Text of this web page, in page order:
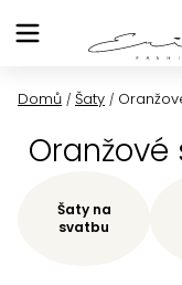
na
Domů / Šaty /
Oranžové
Šaty na
svatbu